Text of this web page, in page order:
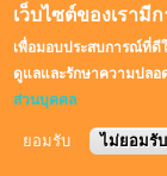
เว็บไซต์ของเรามี
เพื่อมอบประสบการณ์ที่ดี
ดูแลและรักษาความปล
ส่วนบุคคล
ยอมรับ ไม่ยอมรับ